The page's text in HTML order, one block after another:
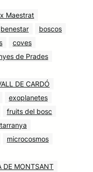
Maestrat
benestar
boscos
coves
de Prades
DE CARDÓ
exoplanetes
fruits del bosc
microcosmos
DE MONTSANT